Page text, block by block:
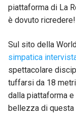
piattaforma di La
è dovuto ricredere!
Sul sito della
simpatica
spettacolare
tuffarsi da 18
dalla piattaforma
bellezza di questa